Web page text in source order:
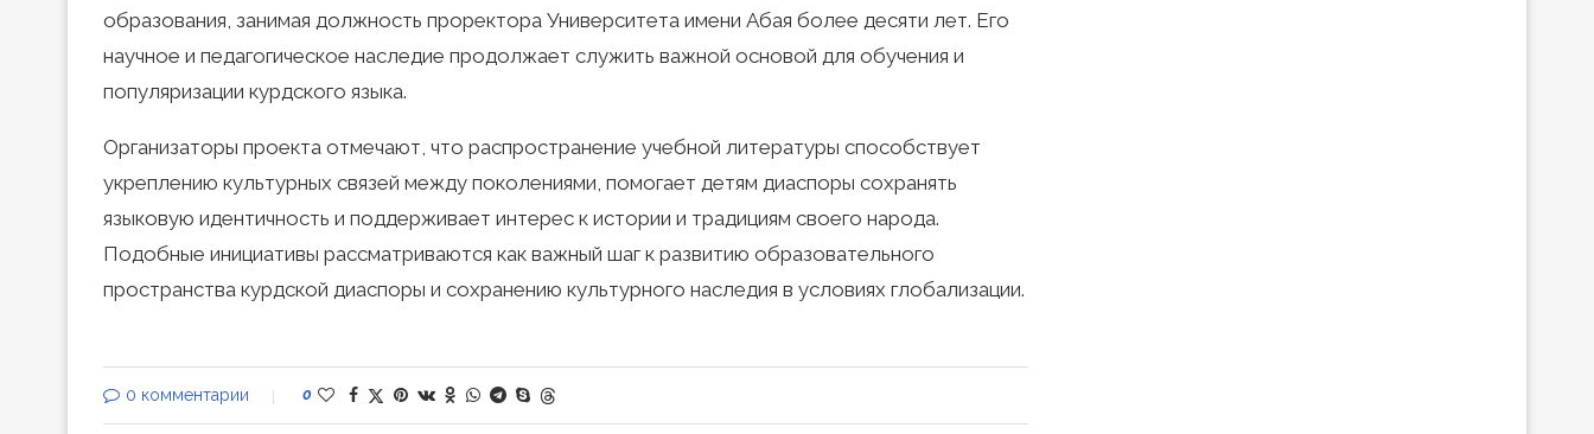
образования, занимая должность проректора Университета имени Абая более десяти лет. Его
научное и педагогическое наследие продолжает служить важной основой для обучения и
популяризации курдского языка.
Организаторы проекта отмечают, что распространение учебной литературы способствует
укреплению культурных связей между поколениями, помогает детям диаспоры сохранять
языковую идентичность и поддерживает интерес к истории и традициям своего народа.
Подобные инициативы рассматриваются как важный шаг к развитию образовательного
пространства курдской диаспоры и сохранению культурного наследия в условиях глобализации.
0 комментарии 0